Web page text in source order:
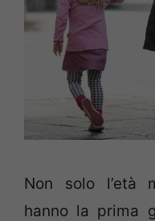
Non solo l’età
hanno la prima